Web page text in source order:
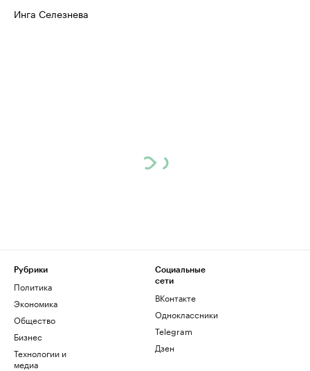
Инга Селезнева
Рубрики
Политика
Экономика
Общество
Бизнес
Технологии и
медиа
Социальные
сети
ВКонтакте
Одноклассники
Telegram
Дзен